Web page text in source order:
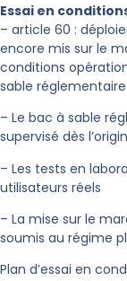
Essai en
– article 60 :
encore mis sur le
conditions
sable
– Le bac à sable
supervisé dès
– Les tests en
utilisateurs réels
– La mise sur le
soumis au régime
Plan d’essai en